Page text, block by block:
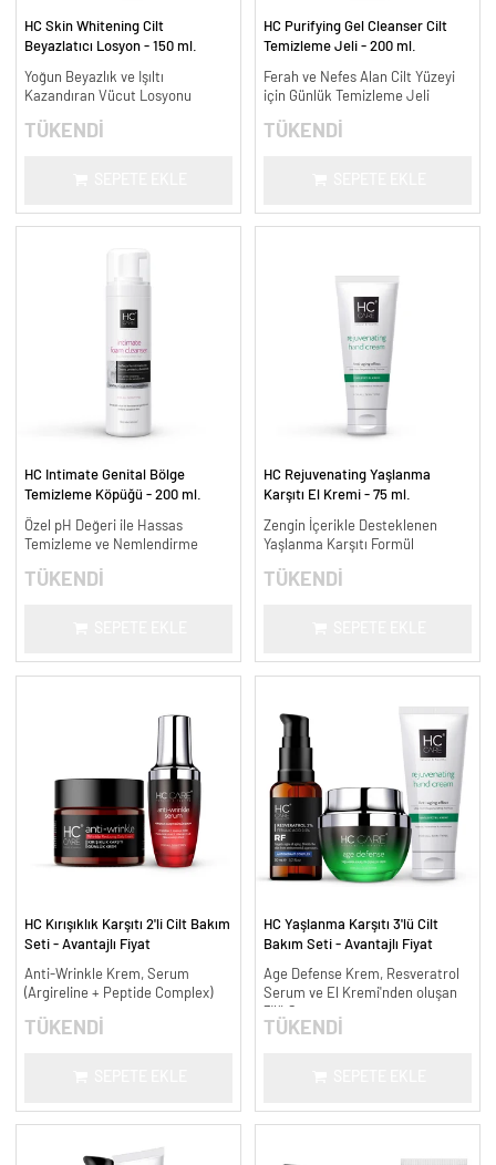
HC Skin Whitening Cilt
Beyazlatıcı Losyon - 150 ml.
Yoğun Beyazlık ve Işıltı
Kazandıran Vücut Losyonu
TÜKENDİ
HC Purifying Gel Cleanser Cilt
Temizleme Jeli - 200 ml.
Ferah ve Nefes Alan Cilt Yüzeyi
için Günlük Temizleme Jeli
TÜKENDİ
HC Intimate Genital Bölge
Temizleme Köpüğü - 200 ml.
Özel pH Değeri ile Hassas
Temizleme ve Nemlendirme
TÜKENDİ
HC Rejuvenating Yaşlanma
Karşıtı El Kremi - 75 ml.
Zengin İçerikle Desteklenen
Yaşlanma Karşıtı Formül
TÜKENDİ
HC Kırışıklık Karşıtı 2'li Cilt Bakım
Seti - Avantajlı Fiyat
Anti-Wrinkle Krem, Serum
(Argireline + Peptide Complex)
TÜKENDİ
HC Yaşlanma Karşıtı 3'lü Cilt
Bakım Seti - Avantajlı Fiyat
Age Defense Krem, Resveratrol
Serum ve El Kremi'nden oluşan
TÜKENDİ